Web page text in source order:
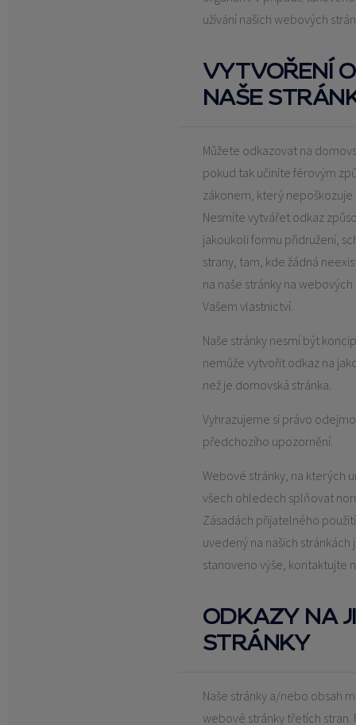
užívání našich webových
VYTVOŘENÍ
NAŠE
Můžete odkazovat na
pokud tak učiníte férovým
zákonem, který nepoškozuje
Nesmíte vytvářet odkaz
jakoukoli formu přidružení,
strany, tam, kde žádná
na naše stránky na
Vašem vlastnictví.
Naše stránky nesmí být
nemůže vytvořit odkaz na
než je domovská stránka.
Vyhrazujeme si právo
předchozího upozornění.
Webové stránky, na kterých
všech ohledech splňovat
Zásadách přijatelného
uvedený na našich
stanoveno výše, kontaktujte
ODKAZY NA
STRÁNKY
Naše stránky a/nebo obsah
webové stránky třetích